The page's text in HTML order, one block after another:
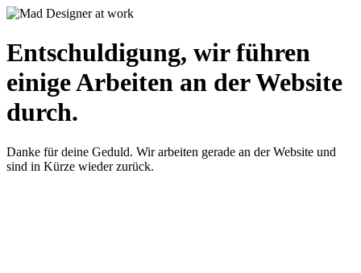
Entschuldigung, wir führen
einige Arbeiten an der Website
durch.
Danke für deine Geduld. Wir arbeiten gerade an der Website und
sind in Kürze wieder zurück.